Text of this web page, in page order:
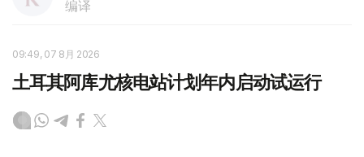
编译
09:49, 07 8月 2026
土耳其阿库尤核电站计划年内启动试运行